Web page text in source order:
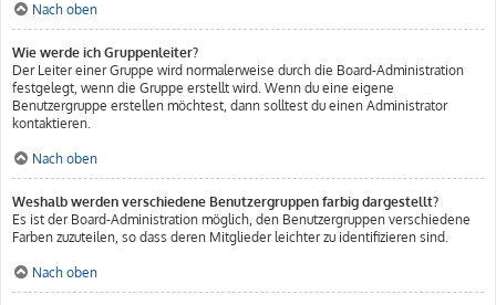
Nach oben
Wie werde ich Gruppenleiter?
Der Leiter einer Gruppe wird normalerweise durch die Board-Administration
festgelegt, wenn die Gruppe erstellt wird. Wenn du eine eigene
Benutzergruppe erstellen möchtest, dann solltest du einen Administrator
kontaktieren.
Nach oben
Weshalb werden verschiedene Benutzergruppen farbig dargestellt?
Es ist der Board-Administration möglich, den Benutzergruppen verschiedene
Farben zuzuteilen, so dass deren Mitglieder leichter zu identifizieren sind.
Nach oben